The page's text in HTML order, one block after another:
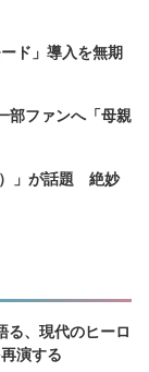
ド」導入を無期
部ファンへ「母親
）」が話題 絶妙
る、現代のヒーロ
演する